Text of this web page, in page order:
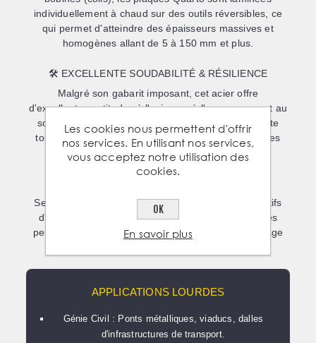
individuellement à chaud sur des outils réversibles, ce
qui permet d'atteindre des épaisseurs massives et
homogènes allant de 5 à 150 mm et plus
🛠️ EXCELLENTE SOUDABILITÉ & RÉSILIENCE
Malgré son gabarit imposant, cet acier offre
d'excellentes aptitudes à l'usinage, à l'oxycoupage et au
soudage. Sa haute résilience garantit une excellente
tolérance aux impacts et aux contraintes mécaniques
sévères, même à basse température.
Selon les contraintes de votre projet ou vos impératifs
d'assemblage en atelier, vos plaques de tôles fortes
peuvent être livrées avec des bords bruts de laminage
APPLICATIONS LOURDES
Génie Civil : Ponts métalliques, viaducs, dalles
d'infrastructures de transport.
Les cookies nous permettent d'offrir
nos services. En utilisant nos services,
vous acceptez notre utilisation des
cookies.
OK
En savoir plus